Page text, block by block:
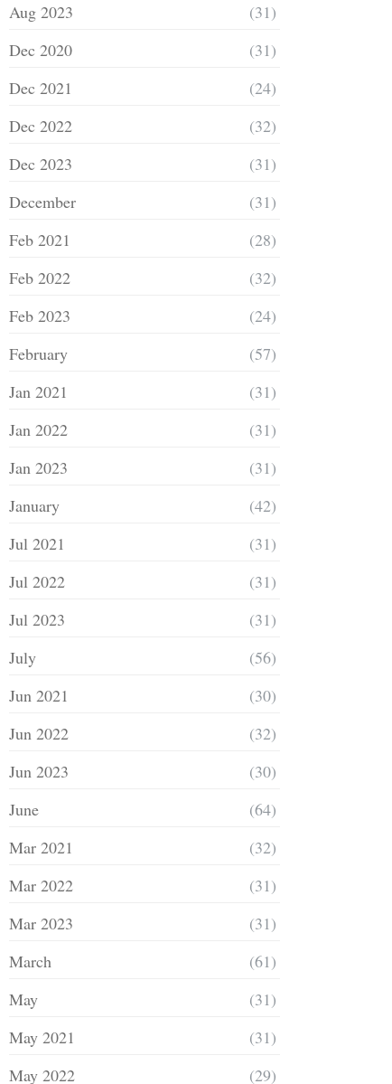
Aug 2023
(31)
Dec 2020
(31)
Dec 2021
(24)
Dec 2022
(32)
Dec 2023
(31)
December
(31)
Feb 2021
(28)
Feb 2022
(32)
Feb 2023
(24)
February
(57)
Jan 2021
(31)
Jan 2022
(31)
Jan 2023
(31)
January
(42)
Jul 2021
(31)
Jul 2022
(31)
Jul 2023
(31)
July
(56)
Jun 2021
(30)
Jun 2022
(32)
Jun 2023
(30)
June
(64)
Mar 2021
(32)
Mar 2022
(31)
Mar 2023
(31)
March
(61)
May
(31)
May 2021
(31)
May 2022
(29)